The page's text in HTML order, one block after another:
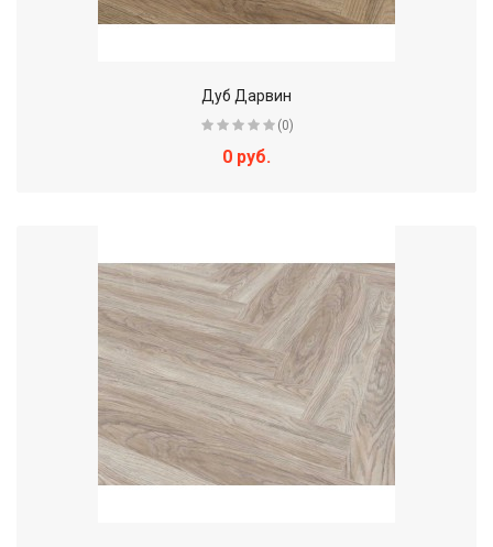
Дуб Дарвин
(0)
0 руб.